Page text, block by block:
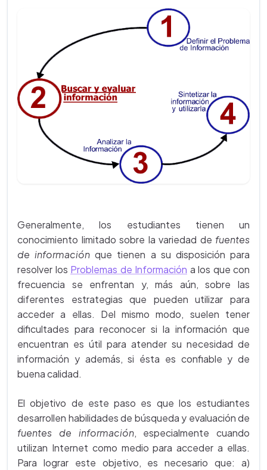
Generalmente, los estudiantes tienen un
conocimiento limitado sobre la variedad de fuentes
de información que tienen a su disposición para
resolver los Problemas de Información a los que con
frecuencia se enfrentan y, más aún, sobre las
diferentes estrategias que pueden utilizar para
acceder a ellas. Del mismo modo, suelen tener
dificultades para reconocer si la información que
encuentran es útil para atender su necesidad de
información y además, si ésta es confiable y de
buena calidad.
El objetivo de este paso es que los estudiantes
desarrollen habilidades de búsqueda y evaluación de
fuentes de información, especialmente cuando
utilizan Internet como medio para acceder a ellas.
Para lograr este objetivo, es necesario que: a)